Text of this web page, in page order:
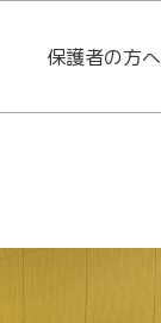
保護者の方へ